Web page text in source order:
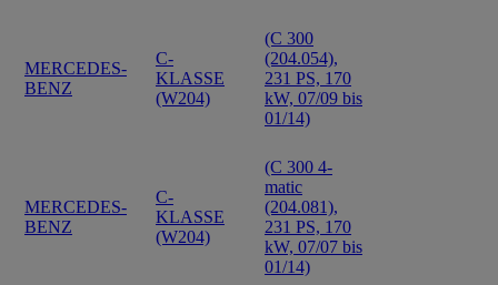
MERCEDES-
BENZ
C-
KLASSE
(W204)
(C 300
(204.054),
231 PS, 170
kW, 07/09 bis
01/14)
MERCEDES-
BENZ
C-
KLASSE
(W204)
(C 300 4-
matic
(204.081),
231 PS, 170
kW, 07/07 bis
01/14)